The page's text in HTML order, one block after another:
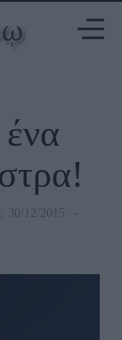
30/12/2015